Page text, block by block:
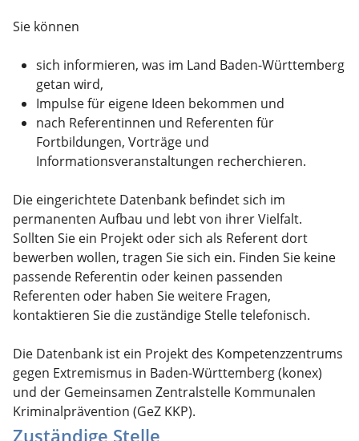
Sie können
sich informieren, was im Land Baden-Württemberg
getan wird,
Impulse für eigene Ideen bekommen und
nach Referentinnen und Referenten für
Fortbildungen, Vorträge und
Informationsveranstaltungen recherchieren.
Die eingerichtete Datenbank befindet sich im
permanenten Aufbau und lebt von ihrer Vielfalt.
Sollten Sie ein Projekt oder sich als Referent dort
bewerben wollen, tragen Sie sich ein. Finden Sie keine
passende Referentin oder keinen passenden
Referenten oder haben Sie weitere Fragen,
kontaktieren Sie die zuständige Stelle telefonisch.
Die Datenbank ist ein Projekt des Kompetenzzentrums
gegen Extremismus in Baden-Württemberg (konex)
und der Gemeinsamen Zentralstelle Kommunalen
Kriminalprävention (GeZ KKP).
Zuständige Stelle